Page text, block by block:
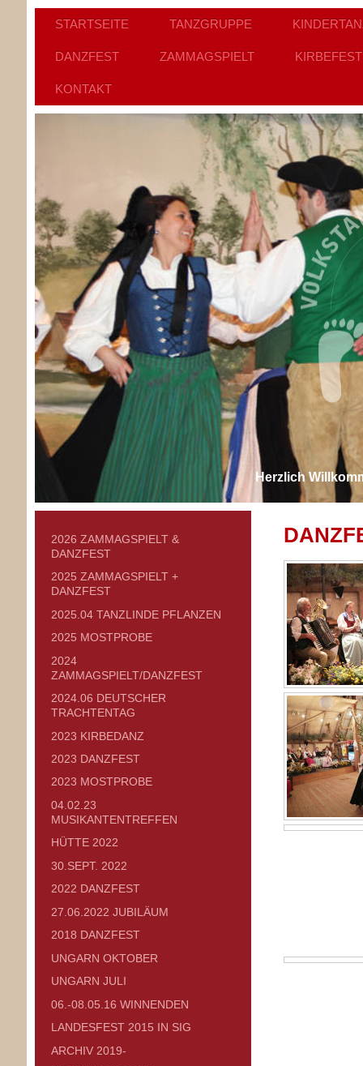
STARTSEITE TANZGRUPPE
DANZFEST ZAMMAGSPIELT KIRBEFEST
KONTAKT
Herzlich
2026 ZAMMAGSPIELT &
DANZFEST
2025 ZAMMAGSPIELT +
DANZFEST
2025.04 TANZLINDE PFLANZEN
2025 MOSTPROBE
2024
ZAMMAGSPIELT/DANZFEST
2024.06 DEUTSCHER
TRACHTENTAG
2023 KIRBEDANZ
2023 DANZFEST
2023 MOSTPROBE
04.02.23
MUSIKANTENTREFFEN
HÜTTE 2022
30.SEPT. 2022
2022 DANZFEST
27.06.2022 JUBILÄUM
2018 DANZFEST
UNGARN OKTOBER
UNGARN JULI
06.-08.05.16 WINNENDEN
LANDESFEST 2015 IN SIG
ARCHIV 2019-